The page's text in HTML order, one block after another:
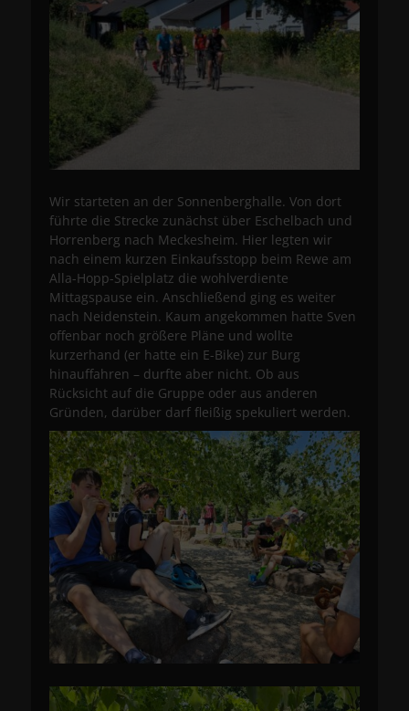
Wir starteten an der Sonnenberghalle. Von dort
führte die Strecke zunächst über Eschelbach und
Horrenberg nach Meckesheim. Hier legten wir
nach einem kurzen Einkaufsstopp beim Rewe am
Alla-Hopp-Spielplatz die wohlverdiente
Mittagspause ein. Anschließend ging es weiter
nach Neidenstein. Kaum angekommen hatte Sven
offenbar noch größere Pläne und wollte
kurzerhand (er hatte ein E-Bike) zur Burg
hinauffahren – durfte aber nicht. Ob aus
Rücksicht auf die Gruppe oder aus anderen
Gründen, darüber darf fleißig spekuliert werden.